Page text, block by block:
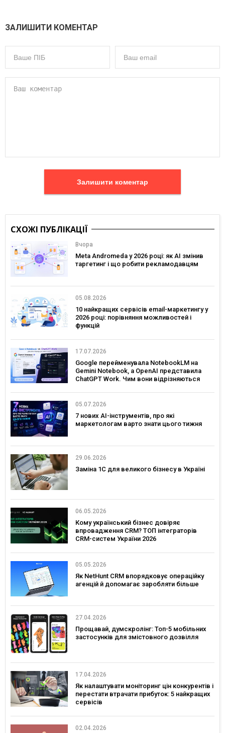
ЗАЛИШИТИ КОМЕНТАР
Залишити коментар
СХОЖІ ПУБЛІКАЦІЇ
Вчора
Meta Andromeda у 2026 році: як AI змінив
таргетинг і що робити рекламодавцям
05.08.2026
10 найкращих сервісів email-маркетингу у
2026 році: порівняння можливостей і
функцій
17.07.2026
Google перейменувала NotebookLM на
Gemini Notebook, а OpenAI представила
ChatGPT Work. Чим вони відрізняються
05.07.2026
7 нових AI-інструментів, про які
маркетологам варто знати цього тижня
29.06.2026
Заміна 1С для великого бізнесу в Україні
06.05.2026
Кому український бізнес довіряє
впровадження CRM? ТОП інтеграторів
CRM-систем України 2026
05.05.2026
Як NetHunt CRM впорядковує операційку
агенцій й допомагає заробляти більше
27.04.2026
Прощавай, думскролінг: Топ-5 мобільних
застосунків для змістовного дозвілля
17.04.2026
Як налаштувати моніторинг цін конкурентів і
перестати втрачати прибуток: 5 найкращих
сервісів
02.04.2026